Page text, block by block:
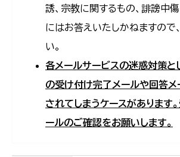
誘、宗教に関するもの、誹謗中
にはお答えいたしかねますので
い。
各メールサービスの迷惑対策と
の受け付け完了メールや回答メ
されてしまうケースがあります
ールのご確認をお願いします。